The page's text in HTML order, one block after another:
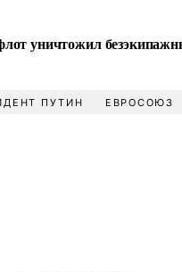
уничтожил
ПУТИН ЕВРОСОЮЗ